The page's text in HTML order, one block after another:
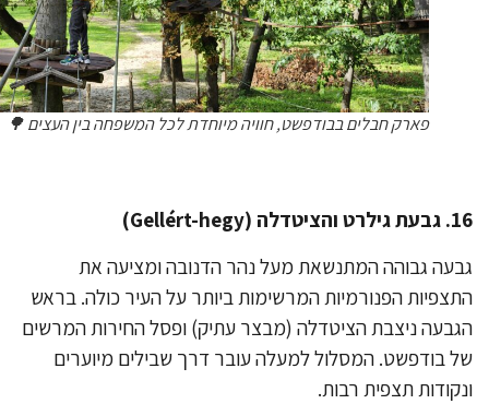
פארק חבלים בבודפשט, חוויה מיוחדת לכל המשפחה בין העצים 🌳
גבוהה המתנשאת מעל נהר הדנובה ומציעה את
הפנורמיות המרשימות ביותר על העיר כולה. בראש
ניצבת הציטדלה (מבצר עתיק) ופסל החירות המרשים
בודפשט. המסלול למעלה עובר דרך שבילים מיוערים
תצפית רבות.